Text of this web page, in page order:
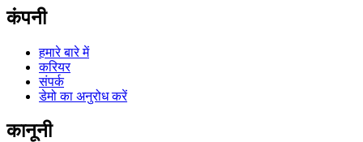
कंपनी
हमारे बारे में
करियर
संपर्क
डेमो का अनुरोध करें
कानूनी